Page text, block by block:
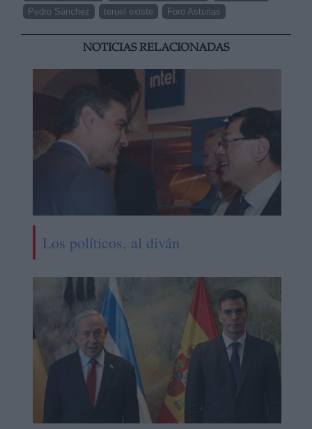
Pedro Sánchez
teruel existe Foro Asturias
NOTICIAS RELACIONADAS
Los políticos, al diván